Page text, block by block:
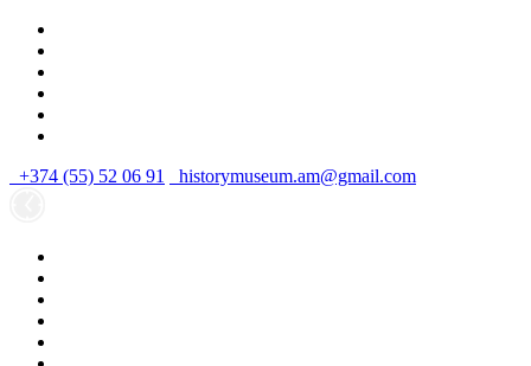
+374 (55) 52 06 91 historymuseum.am@gmail.com